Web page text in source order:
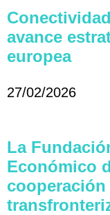
avance
europea
27/02/2026
La
Económico